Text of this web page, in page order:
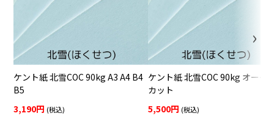
ケント紙 北雪COC 90kg A3 A4 B4
B5
3,190円 (税込)
ケント紙 北雪COC 90kg オーダ
カット
5,500円 (税込)